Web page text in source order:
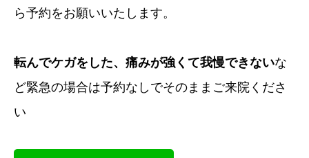
ら予約をお願いいたします。
転んでケガをした、痛みが強くて我慢できないな
ど緊急の場合は予約なしでそのままご来院くださ
い